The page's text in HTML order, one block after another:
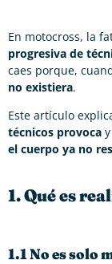
En motocross, la
progresiva de
caes porque,
no existiera.
Este artículo
técnicos provoca y
el cuerpo ya no
1. Qué es
1.1 No es solo